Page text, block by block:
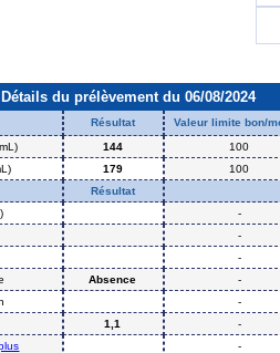
Détails du prélèvement du 06/08/2024
Résultat
Valeur limite bon/
144
100
179
100
Résultat
-
-
-
Absence
-
-
1,1
-
-